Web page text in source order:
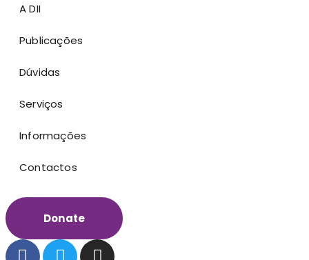
A DII
Publicações
Dúvidas
Serviços
Informações
Contactos
Donate